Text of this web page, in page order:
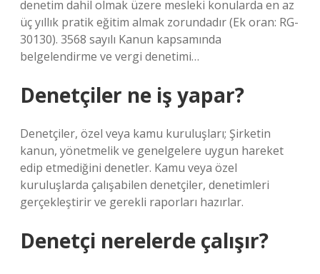
denetim dahil olmak üzere mesleki konularda en az
üç yıllık pratik eğitim almak zorundadır (Ek oran: RG-
30130). 3568 sayılı Kanun kapsamında
belgelendirme ve vergi denetimi…
Denetçiler ne iş yapar?
Denetçiler, özel veya kamu kuruluşları; Şirketin
kanun, yönetmelik ve genelgelere uygun hareket
edip etmediğini denetler. Kamu veya özel
kuruluşlarda çalışabilen denetçiler, denetimleri
gerçekleştirir ve gerekli raporları hazırlar.
Denetçi nerelerde çalışır?